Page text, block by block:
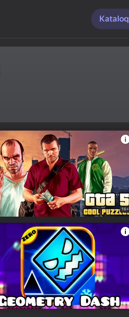
Kataloq
16+